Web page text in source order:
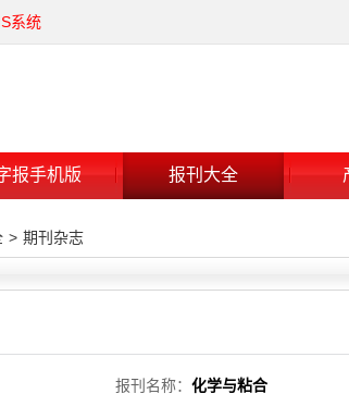
系统
报手机版 报刊大全
> 期刊杂志
报刊名称： 化学与粘合